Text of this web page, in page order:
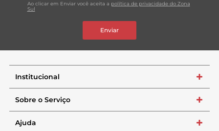
Ao clicar em Enviar você aceita a política de privacidade do Zona
Sul
Enviar
Institucional +
Sobre o Serviço +
Ajuda +